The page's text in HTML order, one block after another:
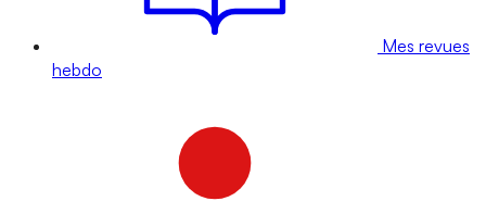
Mes revues
hebdo